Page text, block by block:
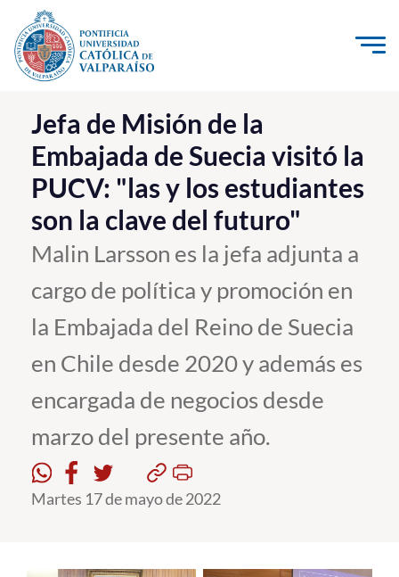
Click acá para ir directamente al contenido
La Universidad
Investigación, Creación e Innovación
PUCV Internacional
Vinculación con el Medio
Admisión
Pregrado
Postgrado
Formación Continua
Estudiantes
Académicos
Jefa de Misión de la
Embajada de Suecia visitó la
PUCV: "las y los estudiantes
son la clave del futuro"
Malin Larsson es la jefa adjunta a
cargo de política y promoción en
la Embajada del Reino de Suecia
en Chile desde 2020 y además es
encargada de negocios desde
marzo del presente año.
Martes 17 de mayo de 2022